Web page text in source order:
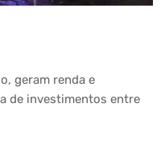
geram renda e
de investimentos entre